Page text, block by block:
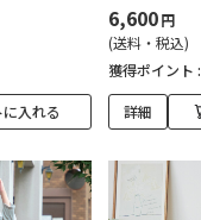
入れる
6,600円
(送料・税込)
獲得ポイント :
詳細